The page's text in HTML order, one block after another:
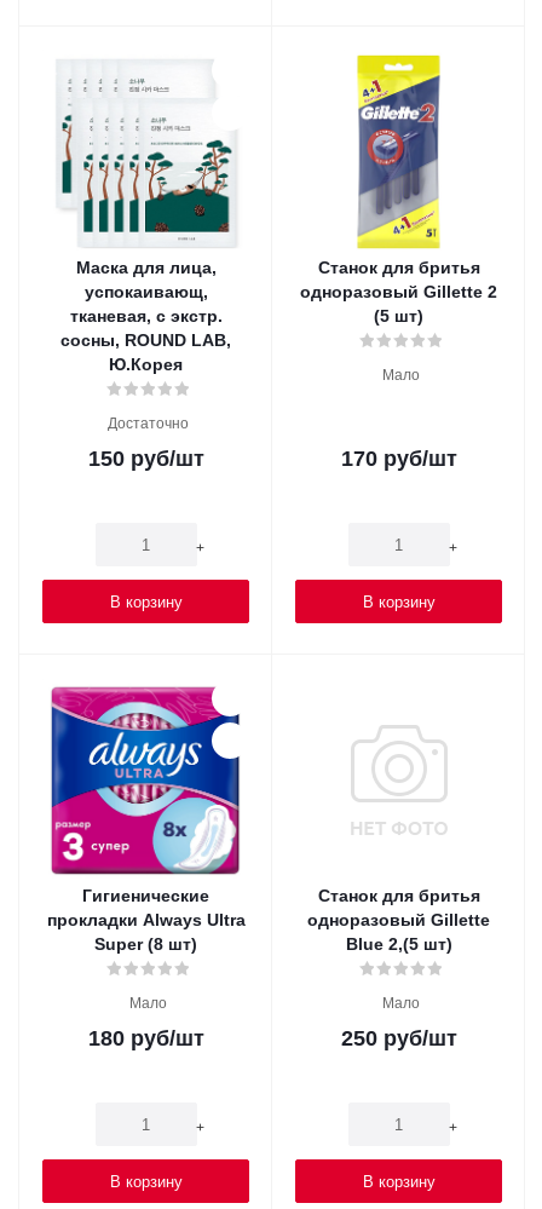
Маска для лица,
успокаивающ,
тканевая, с экстр.
сосны, ROUND LAB,
Ю.Корея
Достаточно
150руб/шт
+
В корзину
Станок для бритья
одноразовый Gillette 2
(5 шт)
Мало
170руб/шт
+
В корзину
Гигиенические
прокладки Always Ultra
Super (8 шт)
Мало
180руб/шт
+
В корзину
Станок для бритья
одноразовый Gillette
Blue 2,(5 шт)
Мало
250руб/шт
+
В корзину